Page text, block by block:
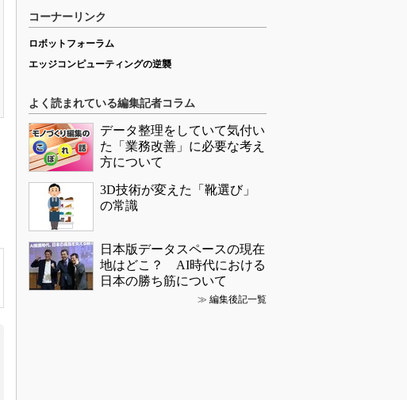
コーナーリンク
ロボットフォーラム
エッジコンピューティングの逆襲
よく読まれている編集記者コラム
データ整理をしていて気付い
た「業務改善」に必要な考え
方について
3D技術が変えた「靴選び」
の常識
日本版データスペースの現在
地はどこ？ AI時代における
日本の勝ち筋について
≫ 編集後記一覧